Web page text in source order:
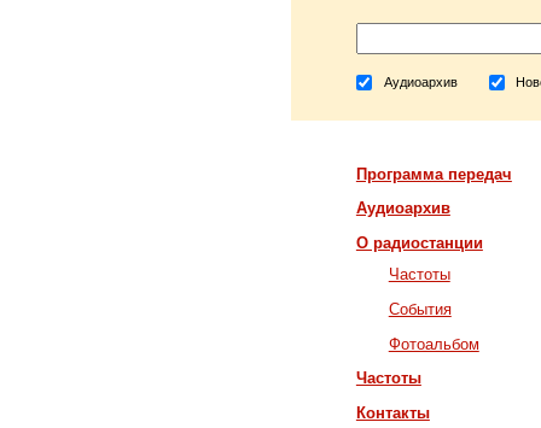
Аудиоархив
Программа передач
Аудиоархив
О радиостанции
Частоты
События
Фотоальбом
Частоты
Контакты